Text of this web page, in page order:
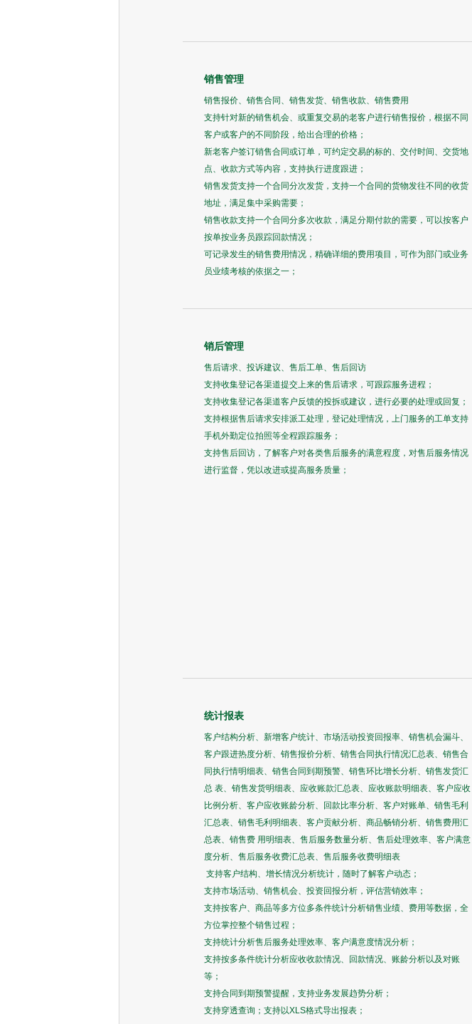
销售管理
销售报价、销售合同、销售发货、销售收款、销售费用
支持针对新的销售机会、或重复交易的老客户进行销售报价，根据不同
客户或客户的不同阶段，给出合理的价格；
新老客户签订销售合同或订单，可约定交易的标的、交付时间、交货地
点、收款方式等内容，支持执行进度跟进；
销售发货支持一个合同分次发货，支持一个合同的货物发往不同的收货
地址，满足集中采购需要；
销售收款支持一个合同分多次收款，满足分期付款的需要，可以按客户
按单按业务员跟踪回款情况；
可记录发生的销售费用情况，精确详细的费用项目，可作为部门或业务
员业绩考核的依据之一；
销后管理
售后请求、投诉建议、售后工单、售后回访
支持收集登记各渠道提交上来的售后请求，可跟踪服务进程；
支持收集登记各渠道客户反馈的投拆或建议，进行必要的处理或回复；
支持根据售后请求安排派工处理，登记处理情况，上门服务的工单支持
手机外勤定位拍照等全程跟踪服务；
支持售后回访，了解客户对各类售后服务的满意程度，对售后服务情况
进行监督，凭以改进或提高服务质量；
统计报表
客户结构分析、新增客户统计、市场活动投资回报率、销售机会漏斗、
客户跟进热度分析、销售报价分析、销售合同执行情况汇总表、销售合
同执行情明细表、销售合同到期预警、销售环比增长分析、销售发货汇
总 表、销售发货明细表、应收账款汇总表、应收账款明细表、客户应收
比例分析、客户应收账龄分析、回款比率分析、客户对账单、销售毛利
汇总表、销售毛利明细表、客户贡献分析、商品畅销分析、销售费用汇
总表、销售费 用明细表、售后服务数量分析、售后处理效率、客户满意
度分析、售后服务收费汇总表、售后服务收费明细表
支持客户结构、增长情况分析统计，随时了解客户动态；
支持市场活动、销售机会、投资回报分析，评估营销效率；
支持按客户、商品等多方位多条件统计分析销售业绩、费用等数据，全
方位掌控整个销售过程；
支持统计分析售后服务处理效率、客户满意度情况分析；
支持按多条件统计分析应收收款情况、回款情况、账龄分析以及对账
等；
支持合同到期预警提醒，支持业务发展趋势分析；
支持穿透查询；支持以XLS格式导出报表；